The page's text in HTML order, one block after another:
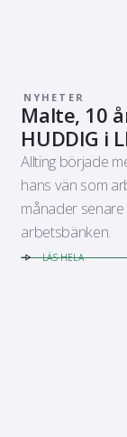
NYHETER
Malte, 10
HUDDIG i
Allting började
hans vän som
månader
arbetsbänken.
LÄS HELA